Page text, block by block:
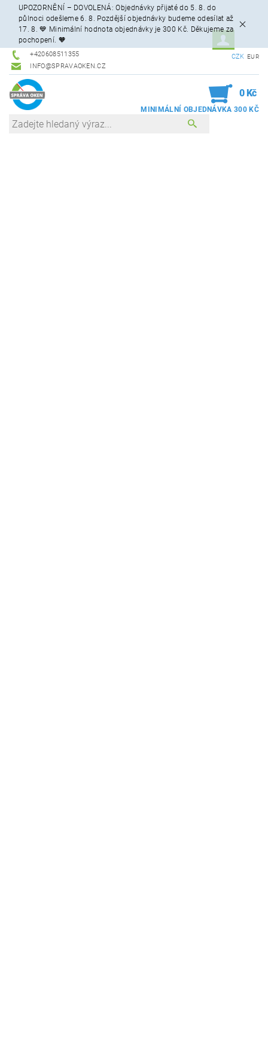
UPOZORNĚNÍ – DOVOLENÁ: Objednávky přijaté do 5. 8. do
půlnoci odešleme 6. 8. Pozdější objednávky budeme odesílat až
17. 8. 💙 Minimální hodnota objednávky je 300 Kč. Děkujeme za
pochopení. 🧡
+420608511355
INFO@SPRAVAOKEN.CZ
CZK EUR
0 Kč